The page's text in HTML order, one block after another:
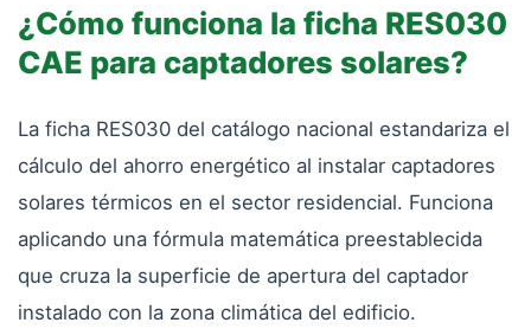
¿Cómo funciona la ficha RES030
CAE para captadores solares?
La ficha RES030 del catálogo nacional estandariza el
cálculo del ahorro energético al instalar captadores
solares térmicos en el sector residencial. Funciona
aplicando una fórmula matemática preestablecida
que cruza la superficie de apertura del captador
instalado con la zona climática del edificio.